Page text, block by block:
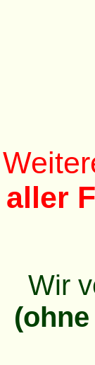
aller
Wir